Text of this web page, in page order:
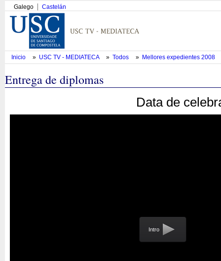
Galego Castelán
Inicio » USC TV - MEDIATECA » Todos » Mellores expedientes 2008
Entrega de diplomas
Data de
Intro